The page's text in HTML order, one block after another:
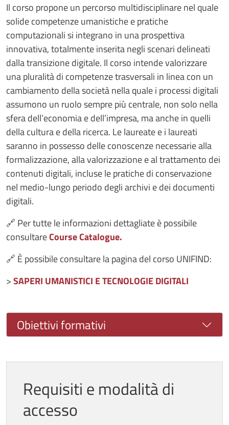
Il corso propone un percorso multidisciplinare nel quale
solide competenze umanistiche e pratiche
computazionali si integrano in una prospettiva
innovativa, totalmente inserita negli scenari delineati
dalla transizione digitale. Il corso intende valorizzare
una pluralità di competenze trasversali in linea con un
cambiamento della società nella quale i processi digitali
assumono un ruolo sempre più centrale, non solo nella
sfera dell’economia e dell’impresa, ma anche in quelli
della cultura e della ricerca. Le laureate e i laureati
saranno in possesso delle conoscenze necessarie alla
formalizzazione, alla valorizzazione e al trattamento dei
contenuti digitali, incluse le pratiche di conservazione
nel medio-lungo periodo degli archivi e dei documenti
digitali.
🔗 Per tutte le informazioni dettagliate è possibile
consultareCourse Catalogue.
🔗 È possibile consultare la pagina del corso UNIFIND:
>SAPERI UMANISTICI E TECNOLOGIE DIGITALI
Obiettivi formativi
Requisiti e modalità di
accesso